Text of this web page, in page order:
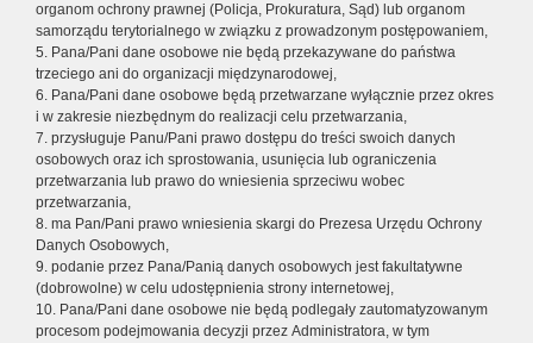
organom ochrony prawnej (Policja, Prokuratura, Sąd) lub organom
samorządu terytorialnego w związku z prowadzonym postępowaniem,
5. Pana/Pani dane osobowe nie będą przekazywane do państwa
trzeciego ani do organizacji międzynarodowej,
6. Pana/Pani dane osobowe będą przetwarzane wyłącznie przez okres
i w zakresie niezbędnym do realizacji celu przetwarzania,
7. przysługuje Panu/Pani prawo dostępu do treści swoich danych
osobowych oraz ich sprostowania, usunięcia lub ograniczenia
przetwarzania lub prawo do wniesienia sprzeciwu wobec
przetwarzania,
8. ma Pan/Pani prawo wniesienia skargi do Prezesa Urzędu Ochrony
Danych Osobowych,
9. podanie przez Pana/Panią danych osobowych jest fakultatywne
(dobrowolne) w celu udostępnienia strony internetowej,
10. Pana/Pani dane osobowe nie będą podlegały zautomatyzowanym
procesom podejmowania decyzji przez Administratora, w tym